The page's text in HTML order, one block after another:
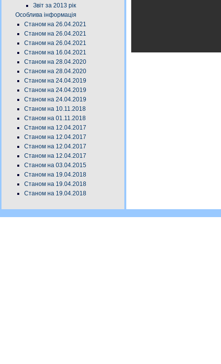
Звіт за 2013 рік
Особлива інформація
Станом на 26.04.2021
Станом на 26.04.2021
Станом на 26.04.2021
Станом на 16.04.2021
Станом на 28.04.2020
Станом на 28.04.2020
Станом на 24.04.2019
Станом на 24.04.2019
Станом на 24.04.2019
Станом на 10.11.2018
Станом на 01.11.2018
Станом на 12.04.2017
Станом на 12.04.2017
Станом на 12.04.2017
Станом на 12.04.2017
Станом на 03.04.2015
Станом на 19.04.2018
Станом на 19.04.2018
Станом на 19.04.2018